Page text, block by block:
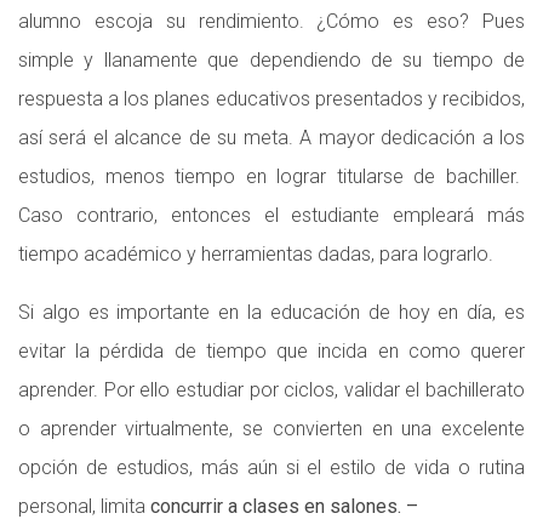
alumno escoja su rendimiento. ¿Cómo es eso? Pues
simple y llanamente que dependiendo de su tiempo de
respuesta a los planes educativos presentados y recibidos,
así será el alcance de su meta. A mayor dedicación a los
estudios, menos tiempo en lograr titularse de bachiller.
Caso contrario, entonces el estudiante empleará más
tiempo académico y herramientas dadas, para lograrlo.
Si algo es importante en la educación de hoy en día, es
evitar la pérdida de tiempo que incida en como querer
aprender. Por ello estudiar por ciclos, validar el bachillerato
o aprender virtualmente, se convierten en una excelente
opción de estudios, más aún si el estilo de vida o rutina
personal, limita concurrir a clases en salones. –